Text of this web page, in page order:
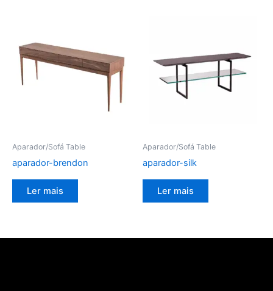
Aparador/Sofá Table
aparador-brendon
Ler mais
Aparador/Sofá Table
aparador-silk
Ler mais